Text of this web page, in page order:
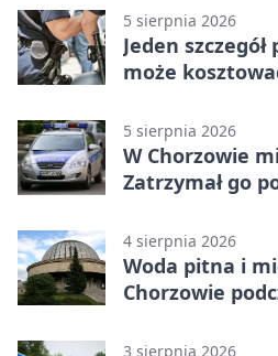
5 sierpnia 2026
Jeden
może
5 sierpnia 2026
W Chorzowie
Zatrzymał go
4 sierpnia 2026
Woda pitna i
Chorzowie
3 sierpnia 2026